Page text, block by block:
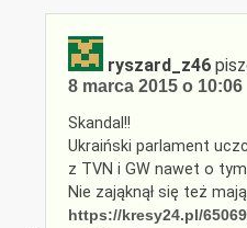
ryszard_z46
8 marca 2015 o 10:06
Skandal!!
Ukraiński parlament
z TVN i GW nawet o
Nie zająknął się też
https://kresy24.pl/